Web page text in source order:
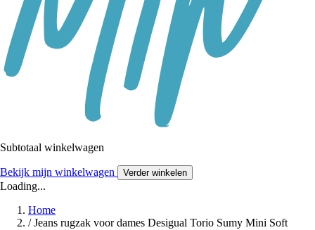
Subtotaal winkelwagen
Bekijk mijn winkelwagen Verder winkelen
Loading...
Home
/ Jeans rugzak voor dames Desigual Torio Sumy Mini Soft